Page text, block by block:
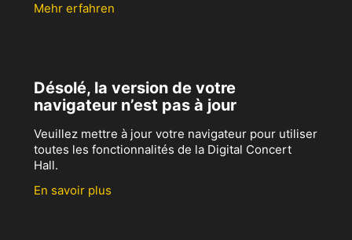
Mehr erfahren
Désolé, la version de votre
navigateur n’est pas à jour
Veuillez mettre à jour votre navigateur pour utiliser
toutes les fonctionnalités de la Digital Concert
Hall.
En savoir plus